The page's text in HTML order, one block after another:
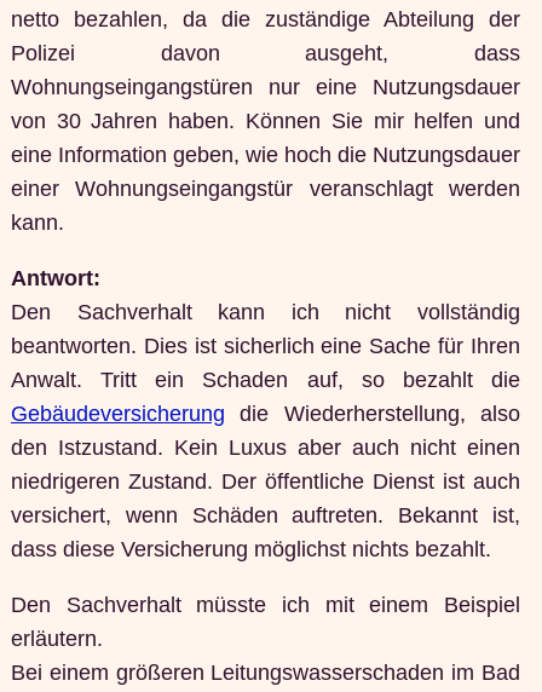
netto bezahlen, da die zuständige Abteilung der
Polizei davon ausgeht, dass
Wohnungseingangstüren nur eine Nutzungsdauer
von 30 Jahren haben. Können Sie mir helfen und
eine Information geben, wie hoch die Nutzungsdauer
einer Wohnungseingangstür veranschlagt werden
kann.
Antwort:
Den Sachverhalt kann ich nicht vollständig
beantworten. Dies ist sicherlich eine Sache für Ihren
Anwalt. Tritt ein Schaden auf, so bezahlt die
Gebäudeversicherung die Wiederherstellung, also
den Istzustand. Kein Luxus aber auch nicht einen
niedrigeren Zustand. Der öffentliche Dienst ist auch
versichert, wenn Schäden auftreten. Bekannt ist,
dass diese Versicherung möglichst nichts bezahlt.
Den Sachverhalt müsste ich mit einem Beispiel
erläutern.
Bei einem größeren Leitungswasserschaden im Bad